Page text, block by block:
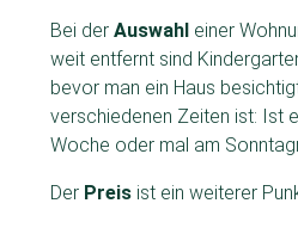
Bei der Auswahl einer
weit entfernt sind
bevor man ein Haus
verschiedenen Zeiten ist: Ist
Woche oder mal am
Der Preis ist ein weiterer